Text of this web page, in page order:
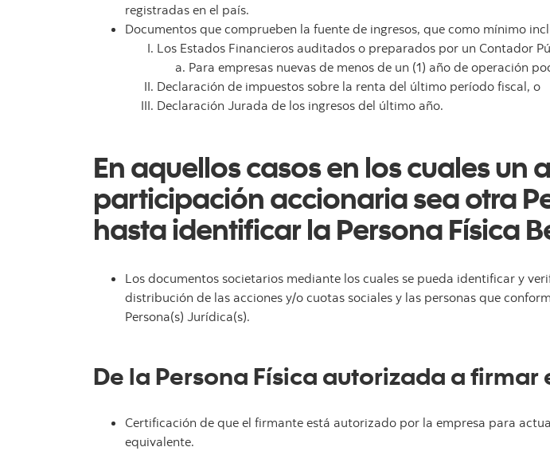
registradas en el país.
Documentos que comprueben la fuente de ingresos, que como mínimo
Los Estados Financieros auditados o preparados por un Contador
Para empresas nuevas de menos de un (1) año de operación
Declaración de impuestos sobre la renta del último período fiscal, o
Declaración Jurada de los ingresos del último año.
En aquellos casos en los cuales un
participación accionaria sea otra
hasta identificar la Persona Física
Los documentos societarios mediante los cuales se pueda identificar y
distribución de las acciones y/o cuotas sociales y las personas que
Persona(s) Jurídica(s).
De la Persona Física autorizada a
Certificación de que el firmante está autorizado por la empresa para
equivalente.